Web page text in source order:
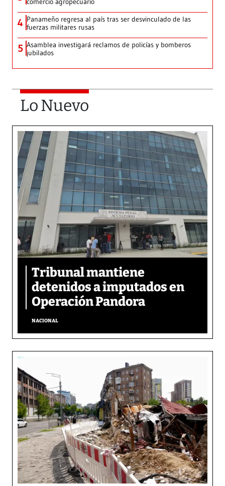
4 Panameño regresa al país tras ser desvinculado de las
fuerzas militares rusas
5 Asamblea investigará reclamos de policías y bomberos
jubilados
Lo Nuevo
Tribunal mantiene
detenidos a imputados en
Operación Pandora
NACIONAL